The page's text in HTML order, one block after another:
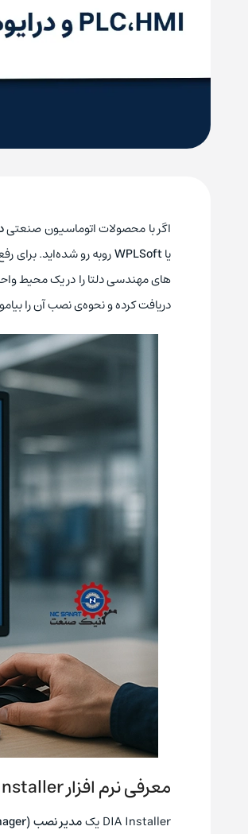
اگر با محصولات اتوماسیون صنعتی
یاWPLSoftروبه‌ رو شده‌اید. برای
های مهندسی دلتا را در یک محیط
دریافت کرده و نحوه‌ی نصب آن را
معرفی نرم افزار
DIA Installer یک مدیر نصب(Installation Manager)